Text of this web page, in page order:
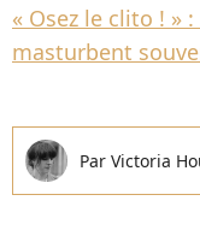
« Osez le clito ! »
masturbent
Par Victoria